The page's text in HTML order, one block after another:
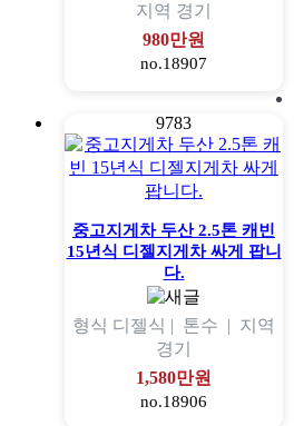
지역 경기
980만원
no.18907
9783
중고지게차 두산 2.5톤 캐빈
15년식 디젤지게차 싸게 팝니
다.
형식 디젤식 | 톤수 | 지역
경기
1,580만원
no.18906